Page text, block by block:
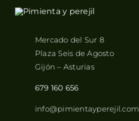
Mercado del Sur 8
Plaza Seis de Agosto
Gijón – Asturias
679 160 656
info@pimientayperejil.com